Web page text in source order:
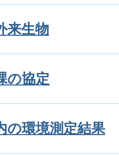
来生物
の協定
の環境測定結果